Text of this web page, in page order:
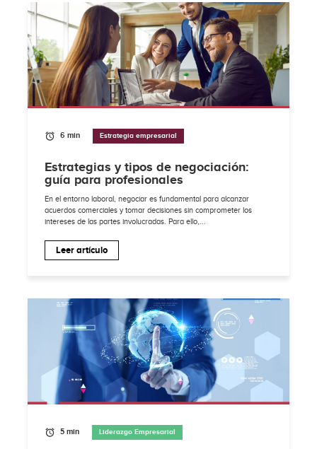
6 min Estrategia empresarial
Estrategias y tipos de negociación:
guía para profesionales
En el entorno laboral, negociar es fundamental para alcanzar
acuerdos comerciales y tomar decisiones sin comprometer los
intereses de las partes involucradas. Para ello,...
Leer artículo
5 min Liderazgo Empresarial